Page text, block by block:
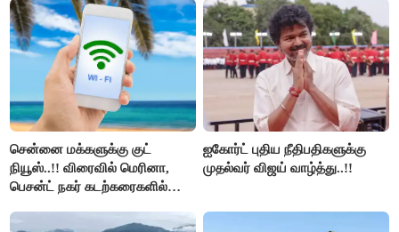
சென்னை மக்களுக்கு குட்
நியூஸ்..!! விரைவில் மெரினா,
பெசன்ட் நகர் கடற்கரைகளில்
ஐகோர்ட் புதிய நீதிபதிகளுக்கு
முதல்வர் விஜய் வாழ்த்து..!!